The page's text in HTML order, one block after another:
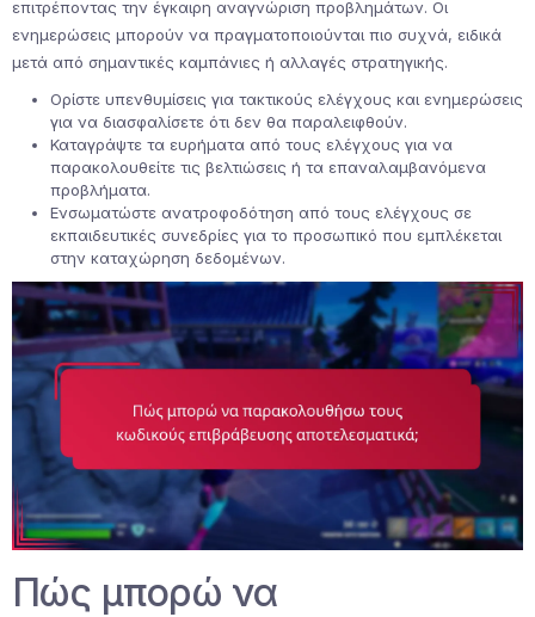
επιτρέποντας την έγκαιρη αναγνώριση προβλημάτων. Οι
ενημερώσεις μπορούν να πραγματοποιούνται πιο συχνά, ειδικά
μετά από σημαντικές καμπάνιες ή αλλαγές στρατηγικής.
Ορίστε υπενθυμίσεις για τακτικούς ελέγχους και ενημερώσεις
για να διασφαλίσετε ότι δεν θα παραλειφθούν.
Καταγράψτε τα ευρήματα από τους ελέγχους για να
παρακολουθείτε τις βελτιώσεις ή τα επαναλαμβανόμενα
προβλήματα.
Ενσωματώστε ανατροφοδότηση από τους ελέγχους σε
εκπαιδευτικές συνεδρίες για το προσωπικό που εμπλέκεται
στην καταχώρηση δεδομένων.
Πώς μπορώ να